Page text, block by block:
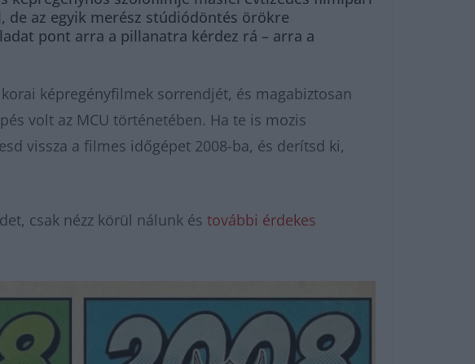
de az egyik merész stúdiódöntés örökre
pont arra a pillanatra kérdez rá – arra a
képregényfilmek sorrendjét, és magabiztosan
volt az MCU történetében. Ha te is mozis
vissza a filmes időgépet 2008-ba, és derítsd ki,
csak nézz körül nálunk és további érdekes